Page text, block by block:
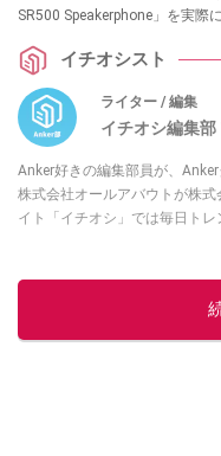
SR500 Speakerphone」を実際
イチオシスト
ライター / 編集
イチオシ編集部
Anker好きの編集部員が、
株式会社オールアバウトが株
イト「イチオシ」では毎日トレ